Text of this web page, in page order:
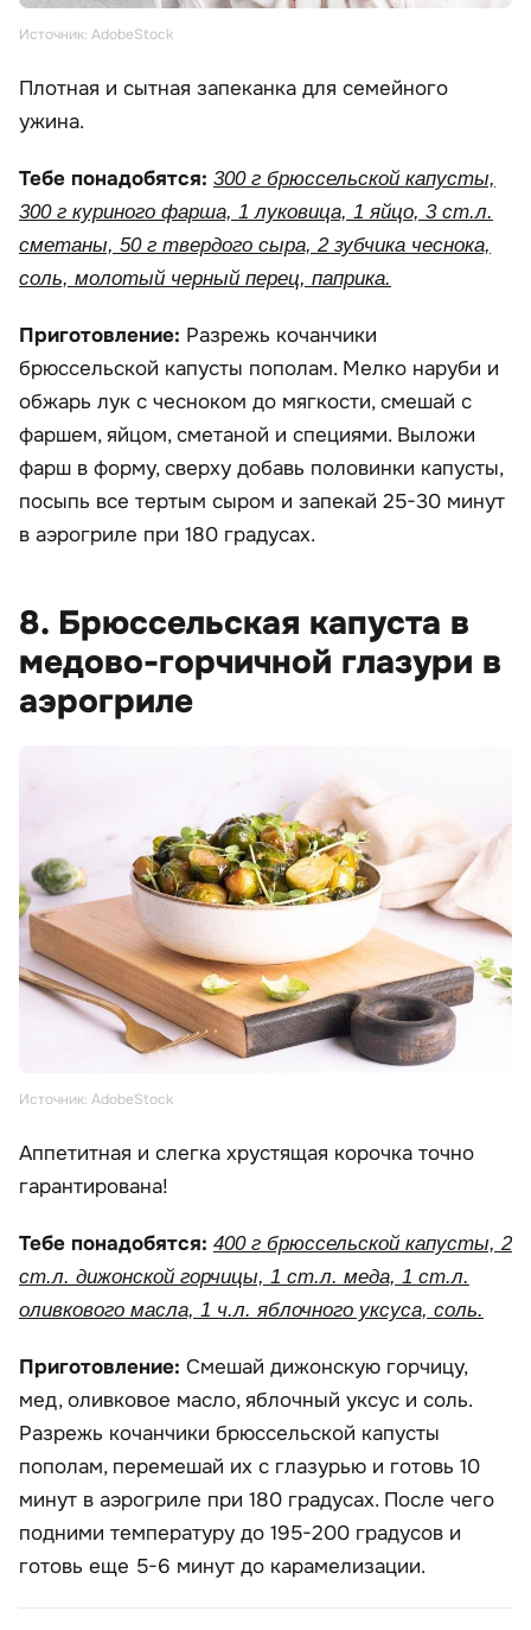
Источник: AdobeStock
Плотная и сытная запеканка для семейного
ужина.
Тебе понадобятся: 300 г брюссельской капусты,
300 г куриного фарша, 1 луковица, 1 яйцо, 3 ст.л.
сметаны, 50 г твердого сыра, 2 зубчика чеснока,
соль, молотый черный перец, паприка.
Приготовление: Разрежь кочанчики
брюссельской капусты пополам. Мелко наруби и
обжарь лук с чесноком до мягкости, смешай с
фаршем, яйцом, сметаной и специями. Выложи
фарш в форму, сверху добавь половинки капусты,
посыпь все тертым сыром и запекай 25-30 минут
в аэрогриле при 180 градусах.
8. Брюссельская капуста в
медово-горчичной глазури в
аэрогриле
Источник: AdobeStock
Аппетитная и слегка хрустящая корочка точно
гарантирована!
Тебе понадобятся: 400 г брюссельской капусты, 2
ст.л. дижонской горчицы, 1 ст.л. меда, 1 ст.л.
оливкового масла, 1 ч.л. яблочного уксуса, соль.
Приготовление: Смешай дижонскую горчицу,
мед, оливковое масло, яблочный уксус и соль.
Разрежь кочанчики брюссельской капусты
пополам, перемешай их с глазурью и готовь 10
минут в аэрогриле при 180 градусах. После чего
подними температуру до 195-200 градусов и
готовь еще 5-6 минут до карамелизации.